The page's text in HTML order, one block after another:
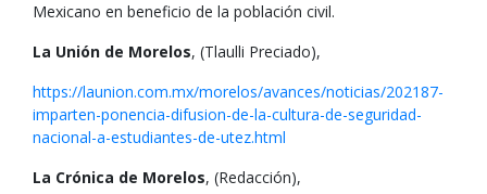
Mexicano en beneficio de la población civil.
La Unión de Morelos, (Tlaulli Preciado),
https://launion.com.mx/morelos/avances/noticias/202187-
imparten-ponencia-difusion-de-la-cultura-de-seguridad-
nacional-a-estudiantes-de-utez.html
La Crónica de Morelos, (Redacción),